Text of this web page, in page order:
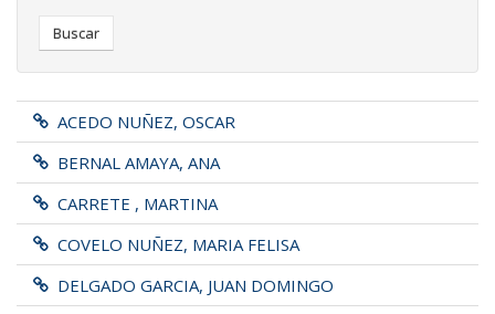
Buscar
ACEDO NUÑEZ, OSCAR
BERNAL AMAYA, ANA
CARRETE , MARTINA
COVELO NUÑEZ, MARIA FELISA
DELGADO GARCIA, JUAN DOMINGO